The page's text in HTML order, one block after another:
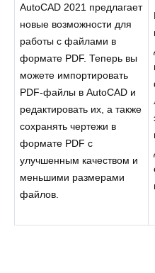
AutoCAD 2021 предлагает
новые возможности для
работы с файлами в
формате PDF. Теперь вы
можете импортировать
PDF-файлы в AutoCAD и
редактировать их, а также
сохранять чертежи в
формате PDF с
улучшенным качеством и
меньшими размерами
файлов.